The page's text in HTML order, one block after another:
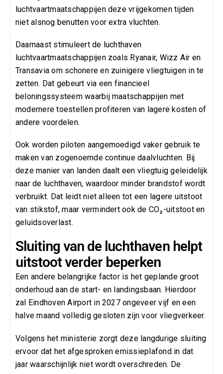
luchtvaartmaatschappijen deze vrijgekomen tijden
niet alsnog benutten voor extra vluchten.
Daarnaast stimuleert de luchthaven
luchtvaartmaatschappijen zoals Ryanair, Wizz Air en
Transavia om schonere en zuinigere vliegtuigen in te
zetten. Dat gebeurt via een financieel
beloningssysteem waarbij maatschappijen met
modernere toestellen profiteren van lagere kosten of
andere voordelen.
Ook worden piloten aangemoedigd vaker gebruik te
maken van zogenoemde continue daalvluchten. Bij
deze manier van landen daalt een vliegtuig geleidelijk
naar de luchthaven, waardoor minder brandstof wordt
verbruikt. Dat leidt niet alleen tot een lagere uitstoot
van stikstof, maar vermindert ook de CO₂-uitstoot en
geluidsoverlast.
Sluiting van de luchthaven helpt
uitstoot verder beperken
Een andere belangrijke factor is het geplande groot
onderhoud aan de start- en landingsbaan. Hierdoor
zal Eindhoven Airport in 2027 ongeveer vijf en een
halve maand volledig gesloten zijn voor vliegverkeer.
Volgens het ministerie zorgt deze langdurige sluiting
ervoor dat het afgesproken emissieplafond in dat
jaar waarschijnlijk niet wordt overschreden. De